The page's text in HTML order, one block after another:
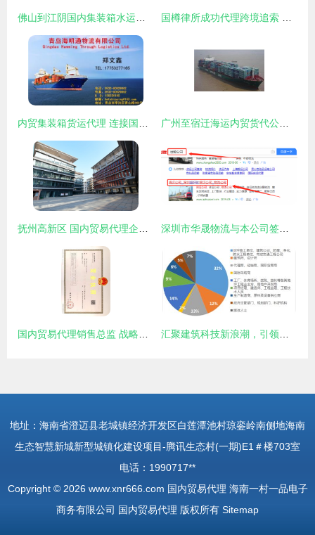
地址：海南省澄迈县老城镇经济开发区白莲潭池村琼銮岭南侧地海南
生态智慧新城新型城镇化建设项目-腾讯生态村(一期)E1＃楼703室
电话：1990717**
Copyright © 2026 www.xnr666.com 国内贸易代理 海南一村一品电子
商务有限公司 国内贸易代理 版权所有 Sitemap